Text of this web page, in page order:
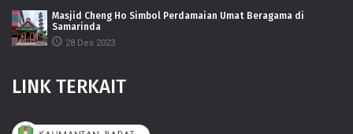
Masjid Cheng Ho Simbol Perdamaian Umat Beragama di
Samarinda
28 Des 2023
LINK TERKAIT